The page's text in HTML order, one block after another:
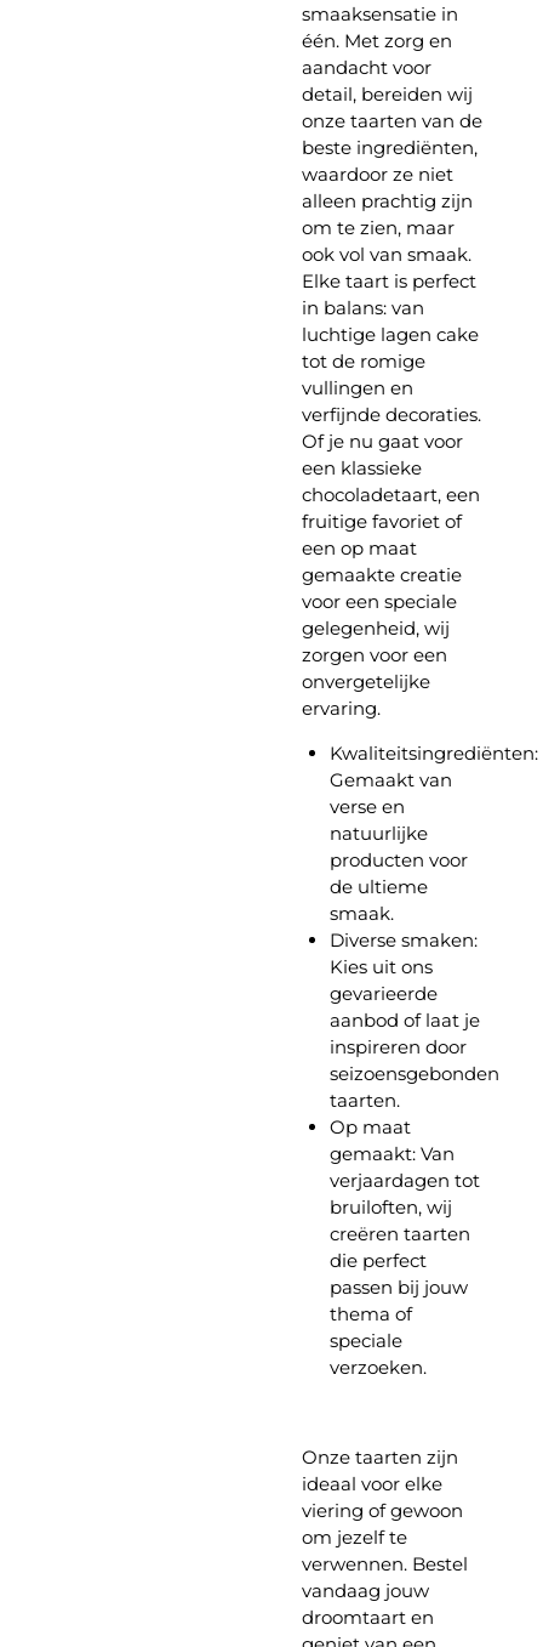
smaaksensatie in
één. Met zorg en
aandacht voor
detail, bereiden wij
onze taarten van de
beste ingrediënten,
waardoor ze niet
alleen prachtig zijn
om te zien, maar
ook vol van smaak.
Elke taart is perfect
in balans: van
luchtige lagen cake
tot de romige
vullingen en
verfijnde decoraties.
Of je nu gaat voor
een klassieke
chocoladetaart, een
fruitige favoriet of
een op maat
gemaakte creatie
voor een speciale
gelegenheid, wij
zorgen voor een
onvergetelijke
ervaring.
Kwaliteitsingrediënten:
Gemaakt van
verse en
natuurlijke
producten voor
de ultieme
smaak.
Diverse smaken:
Kies uit ons
gevarieerde
aanbod of laat je
inspireren door
seizoensgebonden
taarten.
Op maat
gemaakt:Van
verjaardagen tot
bruiloften, wij
creëren taarten
die perfect
passen bij jouw
thema of
speciale
verzoeken.
Onze taarten zijn
ideaal voor elke
viering of gewoon
om jezelf te
verwennen. Bestel
vandaag jouw
droomtaart en